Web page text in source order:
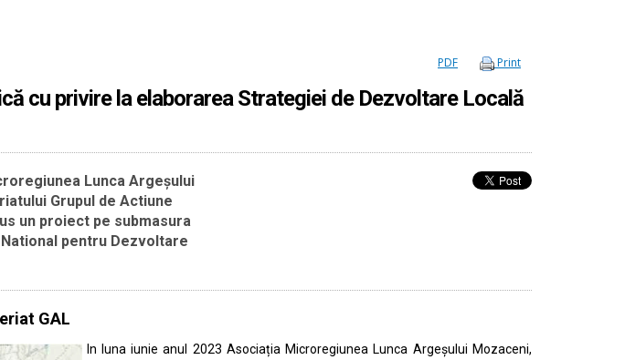
Print
PDF
cu privire la elaborarea Strategiei de Dezvoltare Locală
Lunca Argeșului
Grupul de Actiune
un proiect pe submasura
pentru Dezvoltare
GAL
In luna iunie anul 2023 Asociația Microregiunea Lunca Argeșului Mozaceni,